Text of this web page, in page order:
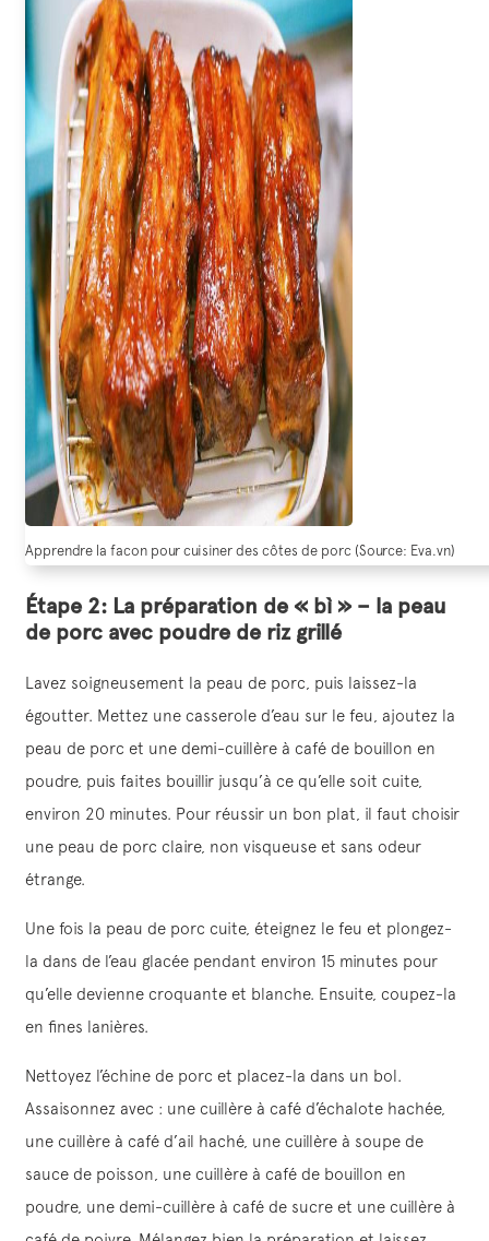
Apprendre la facon pour cuisiner des côtes de porc (Source: Eva.vn)
Étape 2: La préparation de « bì » – la peau
de porc avec poudre de riz grillé
Lavez soigneusement la peau de porc, puis laissez-la
égoutter. Mettez une casserole d’eau sur le feu, ajoutez la
peau de porc et une demi-cuillère à café de bouillon en
poudre, puis faites bouillir jusqu’à ce qu’elle soit cuite,
environ 20 minutes. Pour réussir un bon plat, il faut choisir
une peau de porc claire, non visqueuse et sans odeur
étrange.
Une fois la peau de porc cuite, éteignez le feu et plongez-
la dans de l’eau glacée pendant environ 15 minutes pour
qu’elle devienne croquante et blanche. Ensuite, coupez-la
en fines lanières.
Nettoyez l’échine de porc et placez-la dans un bol.
Assaisonnez avec : une cuillère à café d’échalote hachée,
une cuillère à café d’ail haché, une cuillère à soupe de
sauce de poisson, une cuillère à café de bouillon en
poudre, une demi-cuillère à café de sucre et une cuillère à